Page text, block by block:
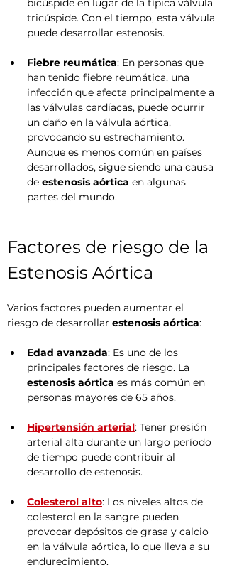
bicúspide en lugar de la típica válvula
tricúspide. Con el tiempo, esta válvula
puede desarrollar estenosis.
Fiebre reumática: En personas que
han tenido fiebre reumática, una
infección que afecta principalmente a
las válvulas cardíacas, puede ocurrir
un daño en la válvula aórtica,
provocando su estrechamiento.
Aunque es menos común en países
desarrollados, sigue siendo una causa
de estenosis aórtica en algunas
partes del mundo.
Factores de riesgo de la
Estenosis Aórtica
Varios factores pueden aumentar el
riesgo de desarrollar estenosis aórtica:
Edad avanzada: Es uno de los
principales factores de riesgo. La
estenosis aórtica es más común en
personas mayores de 65 años.
Hipertensión arterial: Tener presión
arterial alta durante un largo período
de tiempo puede contribuir al
desarrollo de estenosis.
Colesterol alto: Los niveles altos de
colesterol en la sangre pueden
provocar depósitos de grasa y calcio
en la válvula aórtica, lo que lleva a su
endurecimiento.